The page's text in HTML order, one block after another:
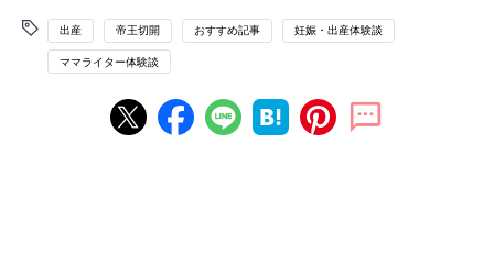
出産 帝王切開 おすすめ記事 妊娠・出産体験談
ママライター体験談